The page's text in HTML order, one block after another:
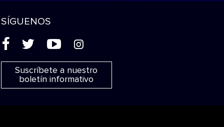
SÍGUENOS
( ' + &
Suscríbete a nuestro
boletín informativo